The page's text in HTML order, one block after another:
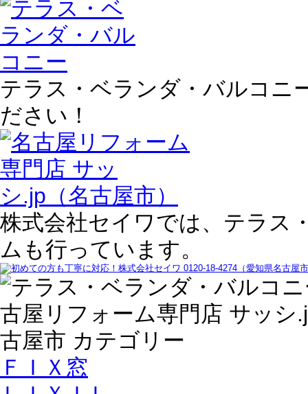
テラス・ベランダ・バルコニ
ださい！
株式会社セイワでは、テラス
ムも行っています。
ＦＩＸ窓